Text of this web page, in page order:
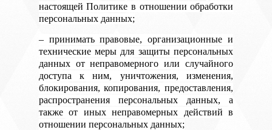
настоящей Политике в отношении обработки
персональных данных;
– принимать правовые, организационные и
технические меры для защиты персональных
данных от неправомерного или случайного
доступа к ним, уничтожения, изменения,
блокирования, копирования, предоставления,
распространения персональных данных, а
также от иных неправомерных действий в
отношении персональных данных;